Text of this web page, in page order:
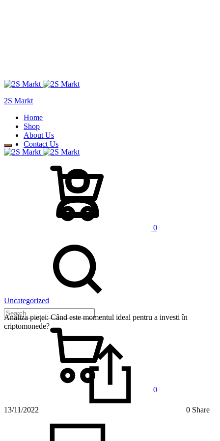
2S Markt
Home
Shop
About Us
Contact Us
0
0
Uncategorized
Analiza pieței: Când este momentul ideal pentru a investi în
criptomonede?
13/11/2022 0 Share